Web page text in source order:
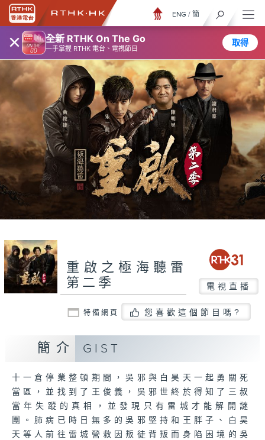
× 全新 RTHK On The Go
一手掌握 RTHK 電台、電視節目
取得
ENG / 簡
重啟之極海聽雷
第二季
電視直播
特備網頁 您喜歡這個節目嗎?
簡介 GIST
十一倉停業整頓期間，吳邪與白昊天一起勇關死
當區，並找到了王俊義，吳邪世終於得知了三叔
當年失蹤的真相，並發現只有雷城才能解開謎
團。肺病已時日無多的吳邪堅持和王胖子、白昊
天等人前往雷城營救因叛徒背叛而身陷困境的吳